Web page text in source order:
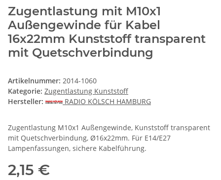
Zugentlastung mit M10x1
Außengewinde für Kabel
16x22mm Kunststoff transparent
mit Quetschverbindung
Artikelnummer: 2014-1060
Kategorie: Zugentlastung Kunststoff
Hersteller:
RADIO KÖLSCH HAMBURG
Zugentlastung M10x1 Außengewinde, Kunststoff transparent
mit Quetschverbindung, Ø16x22mm. Für E14/E27
Lampenfassungen, sichere Kabelführung.
2,15 €